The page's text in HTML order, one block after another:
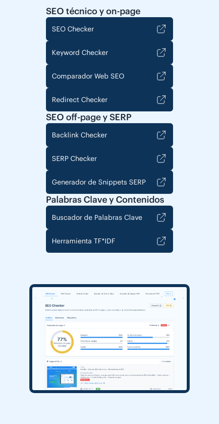
SEO técnico y on-page
SEO Checker
Keyword Checker
Comparador Web SEO
Redirect Checker
SEO off-page y SERP
Backlink Checker
SERP Checker
Generador de Snippets SERP
Palabras Clave y Contenidos
Buscador de Palabras Clave
Herramienta TF*IDF